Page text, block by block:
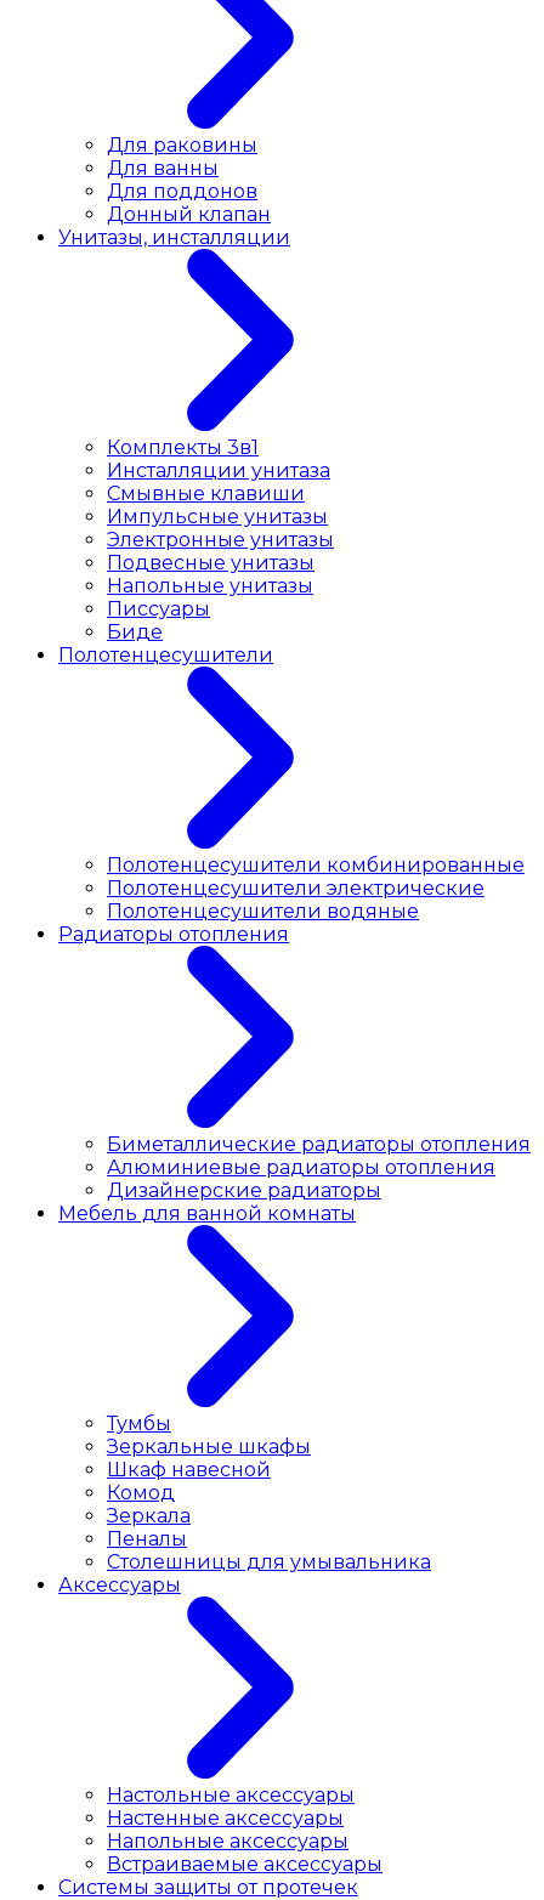
Для раковины
Для ванны
Для поддонов
Донный клапан
Унитазы, инсталляции
Комплекты 3в1
Инсталляции унитаза
Смывные клавиши
Импульсные унитазы
Электронные унитазы
Подвесные унитазы
Напольные унитазы
Писсуары
Биде
Полотенцесушители
Полотенцесушители комбинированные
Полотенцесушители электрические
Полотенцесушители водяные
Радиаторы отопления
Биметаллические радиаторы отопления
Алюминиевые радиаторы отопления
Дизайнерские радиаторы
Мебель для ванной комнаты
Тумбы
Зеркальные шкафы
Шкаф навесной
Комод
Зеркала
Пеналы
Столешницы для умывальника
Аксессуары
Настольные аксессуары
Настенные аксессуары
Напольные аксессуары
Встраиваемые аксессуары
Системы защиты от протечек